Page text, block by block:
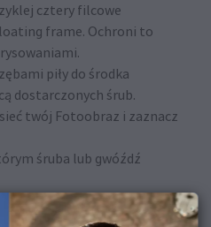
cztery filcowe
frame. Ochroni to
piły do środka
dostarczonych śrub.
twój Fotoobraz i zaznacz
śruba lub gwóźdź
śrubokręta, ostrożnie
w zaznaczonym